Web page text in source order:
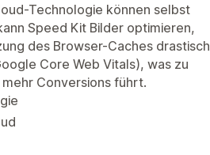
Technologie können selbst
Speed Kit Bilder optimieren,
des Browser-Caches drastisch
Core Web Vitals), was zu
Conversions führt.